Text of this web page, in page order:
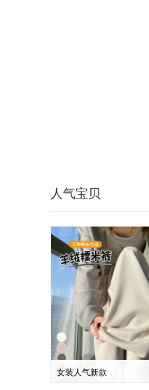
人气宝贝
女装人气新款